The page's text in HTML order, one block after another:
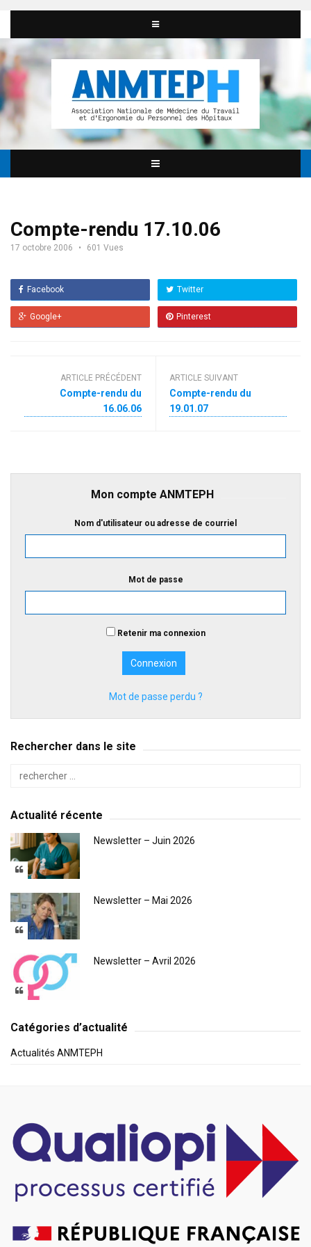
Compte-rendu 17.10.06
17 octobre 2006 601 Vues
Facebook Twitter
Google+ Pinterest
ARTICLE PRÉCÉDENT
Compte-rendu du
16.06.06
ARTICLE SUIVANT
Compte-rendu du
19.01.07
Mon compte ANMTEPH
Nom d'utilisateur ou adresse de courriel
Mot de passe
Retenir ma connexion
Mot de passe perdu ?
Rechercher dans le site
Actualité récente
Newsletter – Juin 2026
Newsletter – Mai 2026
Newsletter – Avril 2026
Catégories d’actualité
Actualités ANMTEPH